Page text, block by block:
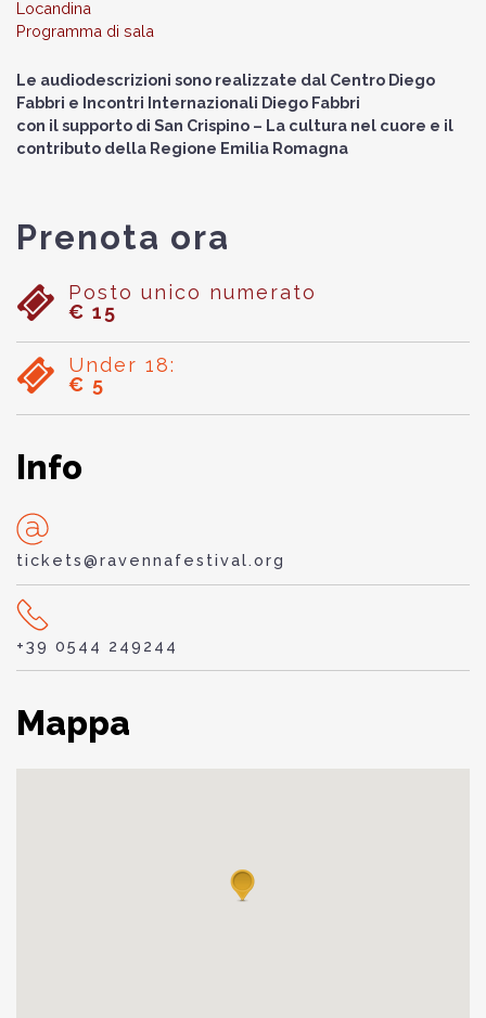
Locandina
Programma di sala
Le audiodescrizioni sono realizzate dal Centro Diego
Fabbri e Incontri Internazionali Diego Fabbri
con il supporto di San Crispino – La cultura nel cuore e il
contributo della Regione Emilia Romagna
Prenota ora
Posto unico numerato
€ 15
Under 18:
€ 5
Info
tickets@ravennafestival.org
+39 0544 249244
Mappa